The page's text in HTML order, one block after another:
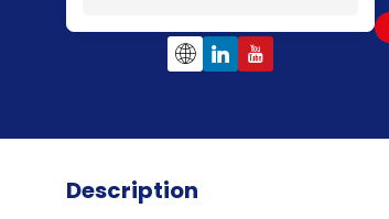
Description